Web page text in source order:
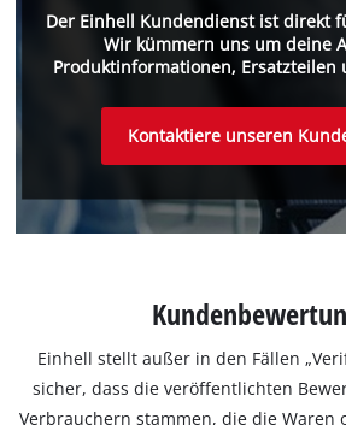
Der Einhell Kundendienst ist direkt
Wir kümmern uns um deine
Produktinformationen, Ersatzteilen
Kontaktiere unseren
Einhell stellt außer in den Fällen
sicher, dass die veröffentlichten
Verbrauchern stammen, die die Waren